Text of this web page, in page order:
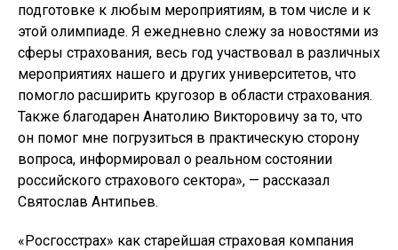
подготовке к любым мероприятиям, в том числе и к
этой олимпиаде. Я ежедневно слежу за новостями из
сферы страхования, весь год участвовал в различных
мероприятиях нашего и других университетов, что
помогло расширить кругозор в области страхования.
Также благодарен Анатолию Викторовичу за то, что
он помог мне погрузиться в практическую сторону
вопроса, информировал о реальном состоянии
российского страхового сектора», — рассказал
Святослав Антипьев.
«Росгосстрах» как старейшая страховая компания